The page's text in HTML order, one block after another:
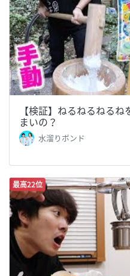
【検証】ねるねるねる
まいの？
水溜りボンド
最高22位